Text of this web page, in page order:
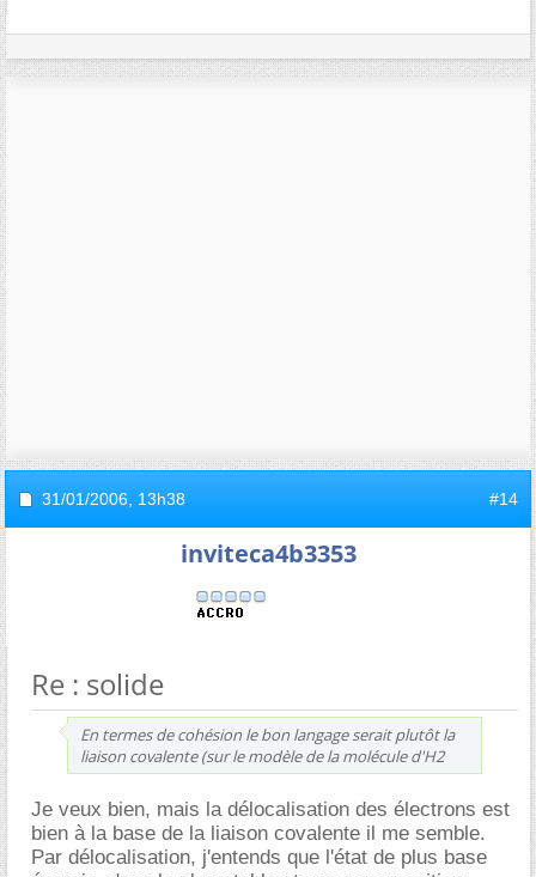
31/01/2006, 13h38 #14
inviteca4b3353
Re : solide
En termes de cohésion le bon langage serait plutôt la
liaison covalente (sur le modèle de la molécule d'H2
Je veux bien, mais la délocalisation des électrons est
bien à la base de la liaison covalente il me semble.
Par délocalisation, j'entends que l'état de plus base